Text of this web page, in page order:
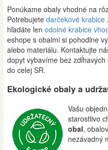
Ponúkame obaly vhodné na
Potrebujete darčekové krabice
hľadáte len odolné krabice
eshope s obalmi si pohodlne
alebo materiálu. Kontaktujte
dopyt vybavíme bez
do celej SR.
Ekologické obaly a
Vašu
starostlivo
obal,
nezávadný